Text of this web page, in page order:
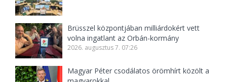
Brüsszel központjában milliárdokért vett
volna ingatlant az Orbán-kormány
2026. augusztus 7. 07:26
Magyar Péter csodálatos örömhírt közölt a